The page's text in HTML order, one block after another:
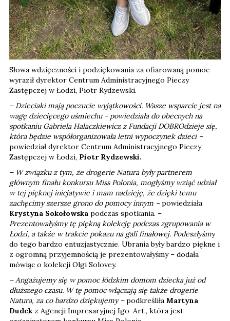
Słowa wdzięczności i podziękowania za ofiarowaną pomoc
wyraził dyrektor Centrum Administracyjnego Pieczy
Zastępczej w Łodzi, Piotr Rydzewski.
– Dzieciaki mają poczucie wyjątkowości. Wasze wsparcie jest na
wagę dziecięcego uśmiechu - powiedziała do obecnych na
spotkaniu Gabriela Halaczkiewicz z Fundacji DOBROdzieje się,
która będzie współorganizowała letni wypoczynek dzieci –
powiedział dyrektor Centrum Administracyjnego Pieczy
Zastępczej w Łodzi, Piotr Rydzewski.
– W związku z tym, że drogerie Natura były partnerem
głównym finału konkursu Miss Polonia, mogłyśmy wziąć udział
w tej pięknej inicjatywie i mam nadzieję, że dzięki temu
zachęcimy szersze grono do pomocy innym –powiedziała
Krystyna Sokołowska podczas spotkania. –
Prezentowałyśmy tę piękną kolekcję podczas zgrupowania w
Łodzi, a także w trakcie pokazu na gali finałowej. Podeszłyśmy
do tego bardzo entuzjastycznie. Ubrania były bardzo piękne i
z ogromną przyjemnością je prezentowałyśmy – dodała
mówiąc o kolekcji Olgi Solovey.
– Angażujemy się w pomoc łódzkim domom dziecka już od
dłuższego czasu. W tę pomoc włączają się także drogerie
Natura, za co bardzo dziękujemy –podkreśliła Martyna
Dudek z Agencji Impresaryjnej Igo-Art., która jest